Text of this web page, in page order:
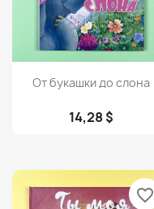
Просмотр
От букашки до слона
14,28 $
favorite_border